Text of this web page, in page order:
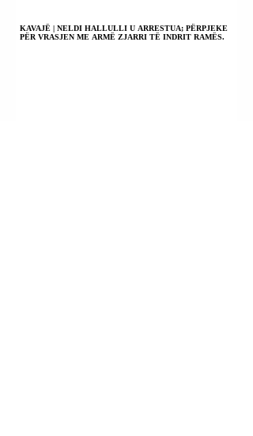
KAVAJË | NELDI HALLULLI U ARRESTUA; PËRPJEKE
PËR VRASJEN ME ARMË ZJARRI TË INDRIT RAMËS.